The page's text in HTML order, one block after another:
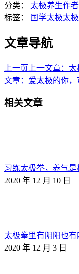
分类： 太极养生作者
标签：
国学太极太极
文章导航
上一页 上一文章： 太
文章： 爱太极的你，
相关文章
习练太极拳，养气是
2020 年 12 月 10 日
太极拳里有阴阳也有
2020 年 12 月 3 日